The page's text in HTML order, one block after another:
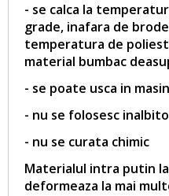
- se calca la
grade, inafara de
temperatura de
material bumbac
- se poate usca in
- nu se folosesc
- nu se curata chimic
Materialul intra putin
deformeaza la mai